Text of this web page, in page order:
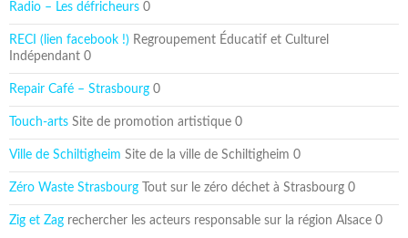
Radio – Les défricheurs 0
RECI (lien facebook !) Regroupement Éducatif et Culturel
Indépendant 0
Repair Café – Strasbourg 0
Touch-arts Site de promotion artistique 0
Ville de Schiltigheim Site de la ville de Schiltigheim 0
Zéro Waste Strasbourg Tout sur le zéro déchet à Strasbourg 0
Zig et Zag rechercher les acteurs responsable sur la région Alsace 0